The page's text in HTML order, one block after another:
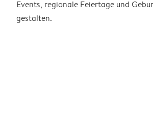
Events, regionale Feiertage und
gestalten.